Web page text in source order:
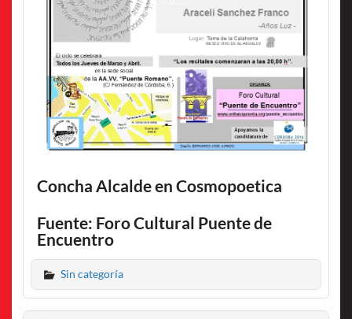
Concha Alcalde en Cosmopoetica
Fuente: Foro Cultural Puente de
Encuentro
Sin categoría